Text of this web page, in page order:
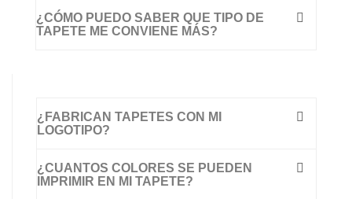
¿CÓMO PUEDO SABER QUE TIPO DE
TAPETE ME CONVIENE MÁS?
¿FABRICAN TAPETES CON MI
LOGOTIPO?
¿CUANTOS COLORES SE PUEDEN
IMPRIMIR EN MI TAPETE?